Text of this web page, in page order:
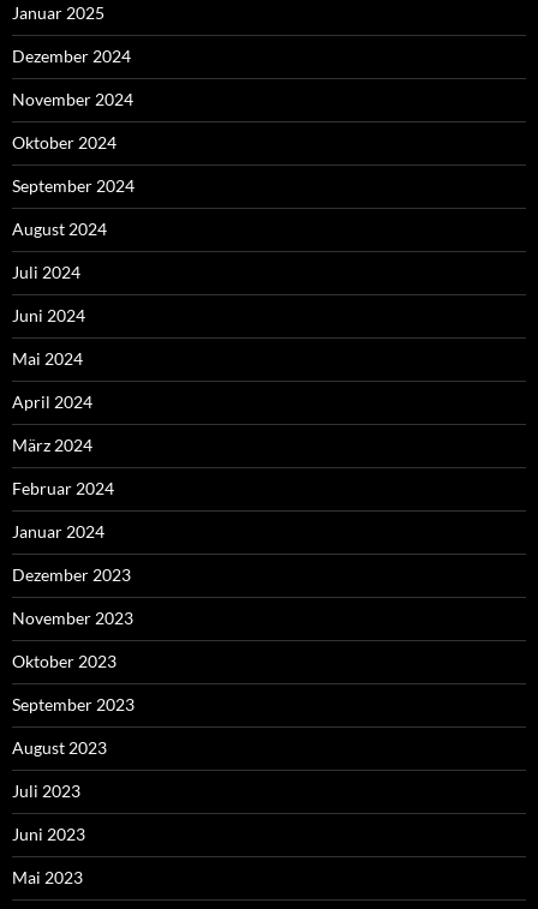
Januar 2025
Dezember 2024
November 2024
Oktober 2024
September 2024
August 2024
Juli 2024
Juni 2024
Mai 2024
April 2024
März 2024
Februar 2024
Januar 2024
Dezember 2023
November 2023
Oktober 2023
September 2023
August 2023
Juli 2023
Juni 2023
Mai 2023